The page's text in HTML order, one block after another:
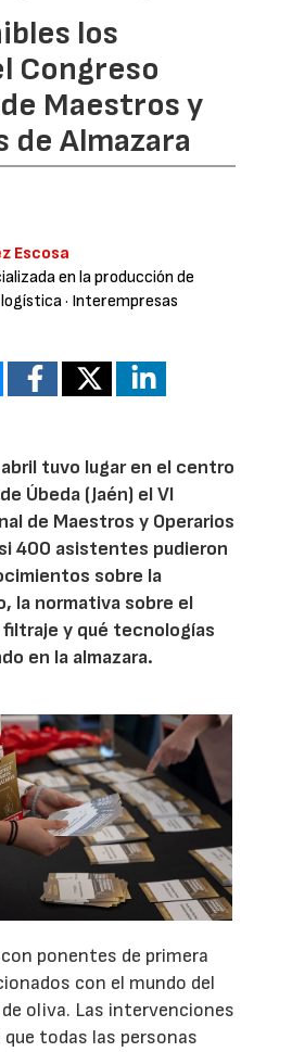
los
Congreso
Maestros y
de Almazara
Escosa
en la producción de
· Interempresas
tuvo lugar en el centro
Úbeda (Jaén) el VI
de Maestros y Operarios
400 asistentes pudieron
sobre la
la normativa sobre el
y qué tecnologías
en la almazara.
ponentes de primera
con el mundo del
oliva. Las intervenciones
que todas las personas